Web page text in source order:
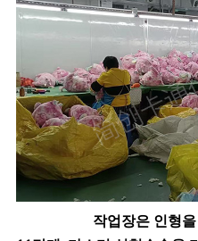
작업장은 인형